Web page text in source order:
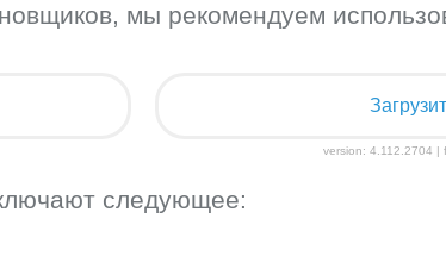
мы рекомендуем
version: 4.112.2704 |
следующее: